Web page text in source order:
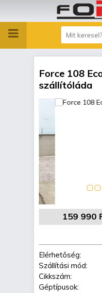
Force 108
szállítóláda
159 990
Elérhetőség:
Szállítási mód:
Cikkszám:
Géptípusok: